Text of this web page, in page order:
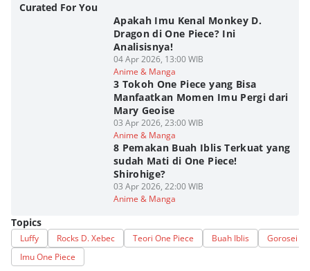
Curated For You
Apakah Imu Kenal Monkey D.
Dragon di One Piece? Ini
Analisisnya!
04 Apr 2026, 13:00 WIB
Anime & Manga
3 Tokoh One Piece yang Bisa
Manfaatkan Momen Imu Pergi dari
Mary Geoise
03 Apr 2026, 23:00 WIB
Anime & Manga
8 Pemakan Buah Iblis Terkuat yang
sudah Mati di One Piece!
Shirohige?
03 Apr 2026, 22:00 WIB
Anime & Manga
Topics
Luffy Rocks D. Xebec Teori One Piece Buah Iblis
Gorosei
Imu One Piece